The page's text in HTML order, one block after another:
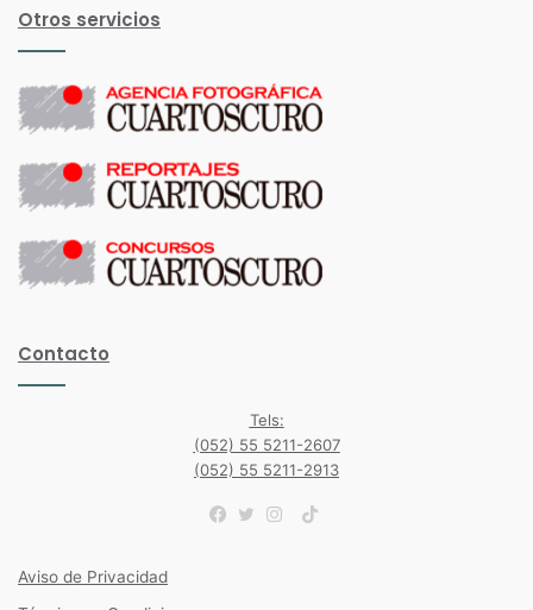
Otros servicios
Contacto
Tels:
(052) 55 5211-2607
(052) 55 5211-2913
TikTok
Aviso de Privacidad